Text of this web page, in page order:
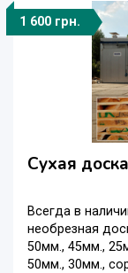
1 600 грн.
Сухая
Всегда в
необрезная
50мм., 45мм.,
50мм., 30мм.,